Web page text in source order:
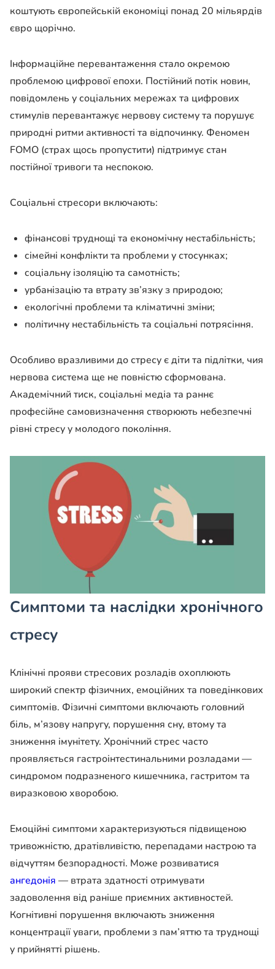
коштують європейській економіці понад 20 мільярдів
євро щорічно.
Інформаційне перевантаження стало окремою
проблемою цифрової епохи. Постійний потік новин,
повідомлень у соціальних мережах та цифрових
стимулів перевантажує нервову систему та порушує
природні ритми активності та відпочинку. Феномен
FOMO (страх щось пропустити) підтримує стан
постійної тривоги та неспокою.
Соціальні стресори включають:
фінансові труднощі та економічну нестабільність;
сімейні конфлікти та проблеми у стосунках;
соціальну ізоляцію та самотність;
урбанізацію та втрату зв’язку з природою;
екологічні проблеми та кліматичні зміни;
політичну нестабільність та соціальні потрясіння.
Особливо вразливими до стресу є діти та підлітки, чия
нервова система ще не повністю сформована.
Академічний тиск, соціальні медіа та раннє
професійне самовизначення створюють небезпечні
рівні стресу у молодого покоління.
Симптоми та наслідки хронічного
стресу
Клінічні прояви стресових розладів охоплюють
широкий спектр фізичних, емоційних та поведінкових
симптомів. Фізичні симптоми включають головний
біль, м’язову напругу, порушення сну, втому та
зниження імунітету. Хронічний стрес часто
проявляється гастроінтестинальними розладами —
синдромом подразненого кишечника, гастритом та
виразковою хворобою.
Емоційні симптоми характеризуються підвищеною
тривожністю, дратівливістю, перепадами настрою та
відчуттям безпорадності. Може розвиватися
ангедонія — втрата здатності отримувати
задоволення від раніше приємних активностей.
Когнітивні порушення включають зниження
концентрації уваги, проблеми з пам’яттю та труднощі
у прийнятті рішень.